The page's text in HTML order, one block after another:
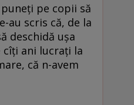
pe copii să
au scris că, de la
deschidă ușa
cîți ani lucrați la
că n-avem